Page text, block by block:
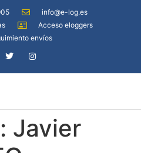
info@e-log.es
Acceso eloggers
envíos
Javier